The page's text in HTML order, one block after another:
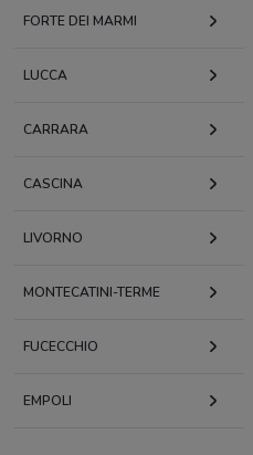
FORTE DEI MARMI
LUCCA
CARRARA
CASCINA
LIVORNO
MONTECATINI-TERME
FUCECCHIO
EMPOLI